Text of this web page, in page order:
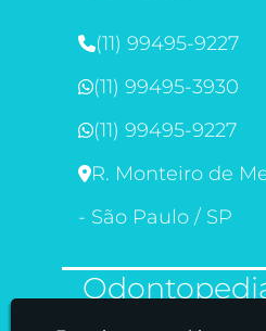
(11) 99495-9227
(11) 99495-3930
(11) 99495-9227
R. Monteiro de
- São Paulo / SP